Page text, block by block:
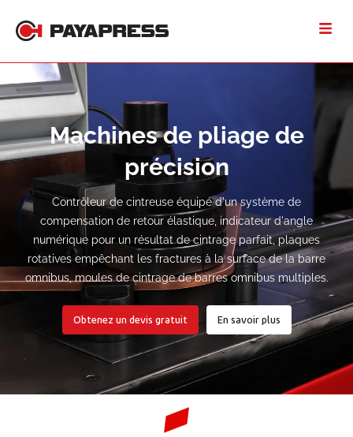
Machines de pliage de
précision
Contrôleur de cintreuse équipé d'un système de
compensation de retour élastique, indicateur d'angle
numérique pour un résultat de cintrage parfait, plaques
rotatives empêchant les fractures à la surface de la barre
omnibus, moules de cintrage de barres omnibus multiples.
Obtenez un devis gratuit En savoir plusà propos de la